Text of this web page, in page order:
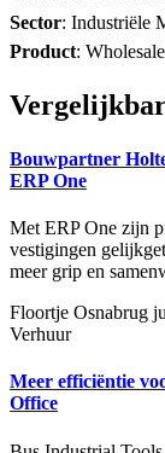
Sector: Industriële
Product: Wholesale
Bouwpartner
ERP One
Met ERP One zijn
vestigingen
meer grip en
Floortje Osnabrug
Verhuur
Meer efficiëntie
Office